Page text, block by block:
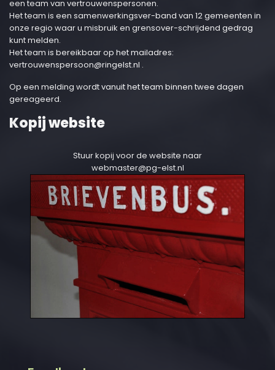
een team van vertrouwenspersonen.
Het team is een samenwerkingsver-band van 12 gemeenten in
onze regio waar u misbruik en grensover-schrijdend gedrag
kunt melden.
Het team is bereikbaar op het mailadres:
vertrouwenspersoon@ringelst.nl .
Op een melding wordt vanuit het team binnen twee dagen
gereageerd.
Kopij website
Stuur kopij voor de website naar
webmaster@pg-elst.nl